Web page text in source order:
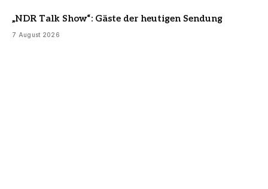
„NDR Talk Show“: Gäste der heutigen Sendung
7 August 2026